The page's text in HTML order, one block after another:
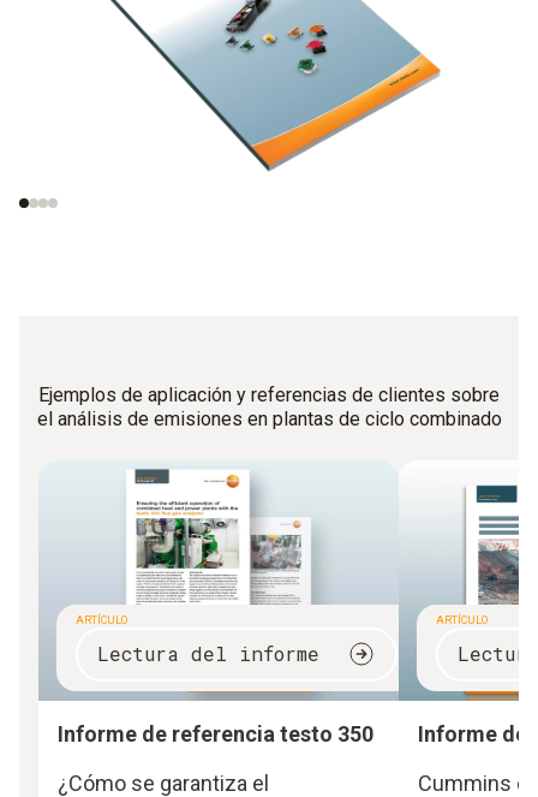
Analizadores de
gases y principios de
Principio de
funcionamiento de
los sensores
electroquímicos de
Ejemplos de aplicación y referencias de clientes sobre
el análisis de emisiones en plantas de ciclo combinado
ARTÍCULO
Lectura del informe
Informe de referencia testo 350
¿Cómo se garantiza el
ARTÍCULO
Informe de
Cummins